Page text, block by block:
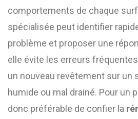
comportements de chaque
spécialisée peut identifier
problème et proposer une
elle évite les erreurs
un nouveau revêtement sur un
humide ou mal drainé. Pour un
donc préférable de confier la